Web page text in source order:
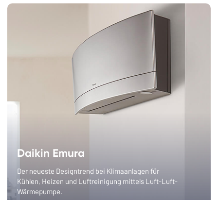
Daikin Emura
Der neueste Designtrend bei Klimaanlagen für
Kühlen, Heizen und Luftreinigung mittels Luft-Luft-
Wärmepumpe.